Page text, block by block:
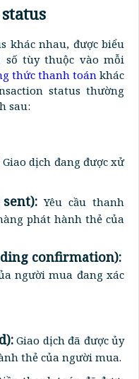
khác nhau, được biểu
số tùy thuộc vào mỗi
thức thanh toán khác
status thường
sau:
Giao dịch đang được xử
Yêu cầu thanh
phát hành thẻ của
confirmation):
người mua đang xác
Giao dịch đã được ủy
thẻ của người mua.